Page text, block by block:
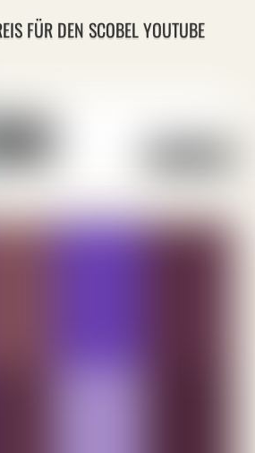
FÜR DEN SCOBEL YOUTUBE